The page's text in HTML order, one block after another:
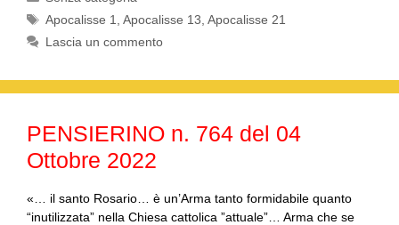
c
e
o
o
k
tt
er
ail
at
p
p
e
gr
m
n
di
Tag
Apocalisse 1 ,Apocalisse 13 ,Apocalisse 21
Lascia un commento
PENSIERINO n. 764 del 04
Ottobre 2022
«… il santo Rosario… è un’Arma tanto formidabile quanto
“inutilizzata” nella Chiesa cattolica ”attuale”… Arma che se